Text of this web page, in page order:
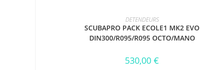
LIRE LA SUITE
DETENDEURS
SCUBAPRO PACK ECOLE1 MK2 EVO
DIN300/R095/R095 OCTO/MANO
530,00€